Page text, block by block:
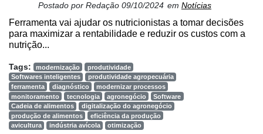
Postado por Redação 09/10/2024 em Notícias
Ferramenta vai ajudar os nutricionistas a tomar decisões
para maximizar a rentabilidade e reduzir os custos com a
nutrição...
Tags: modernização
produtividade
Softwares inteligentes
produtividade agropecuária
ferramenta
diagnóstico
modernizar processos
monitoramento
tecnologia agronegócio
Software
Cadeia de alimentos
digitalização do agronegócio
produção de alimentos
eficiência da produção
avicultura
indústria avícola otimização